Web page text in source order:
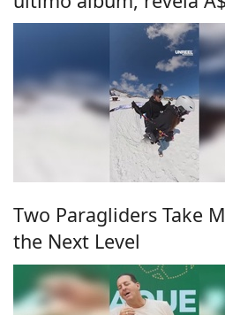
Two Paragliders Take
the Next Level